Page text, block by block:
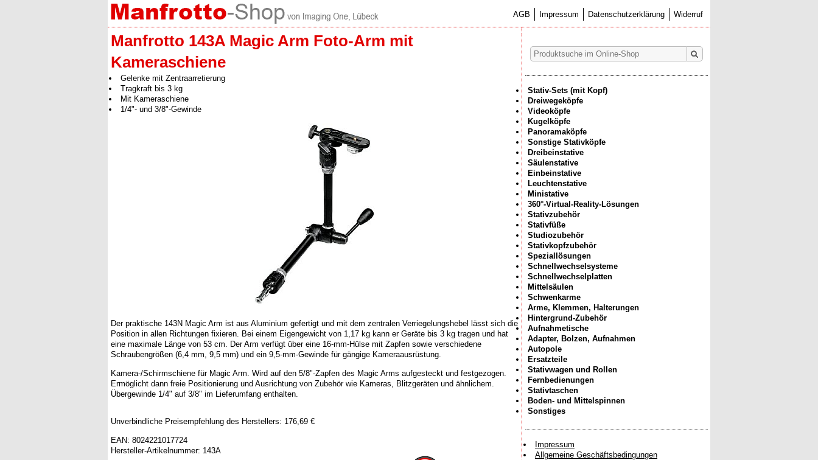
AGB Impressum Datenschutzerklärung Widerruf
Manfrotto 143A Magic Arm Foto-Arm mit
Kameraschiene
Gelenke mit Zentraarretierung
Tragkraft bis 3 kg
Mit Kameraschiene
1/4"- und 3/8"-Gewinde
Der praktische 143N Magic Arm ist aus Aluminium gefertigt und mit dem zentralen Verriegelungshebel lässt sich die
Position in allen Richtungen fixieren. Bei einem Eigengewicht von 1,17 kg kann er Geräte bis 3 kg tragen und hat
eine maximale Länge von 53 cm. Der Arm verfügt über eine 16-mm-Hülse mit Zapfen sowie verschiedene
Schraubengrößen (6,4 mm, 9,5 mm) und ein 9,5-mm-Gewinde für gängige Kameraausrüstung.
Kamera-/Schirmschiene für Magic Arm. Wird auf den 5/8"-Zapfen des Magic Arms aufgesteckt und festgezogen.
Ermöglicht dann freie Positionierung und Ausrichtung von Zubehör wie Kameras, Blitzgeräten und ähnlichem.
Übergewinde 1/4" auf 3/8" im Lieferumfang enthalten.
Unverbindliche Preisempfehlung des Herstellers: 176,69 €
EAN: 8024221017724
Hersteller-Artikelnummer: 143A
Stativ-Sets (mit Kopf)
Dreiwegeköpfe
Videoköpfe
Kugelköpfe
Panoramaköpfe
Sonstige Stativköpfe
Dreibeinstative
Säulenstative
Einbeinstative
Leuchtenstative
Ministative
360°-Virtual-Reality-Lösungen
Stativzubehör
Stativfüße
Studiozubehör
Stativkopfzubehör
Speziallösungen
Schnellwechselsysteme
Schnellwechselplatten
Mittelsäulen
Schwenkarme
Arme, Klemmen, Halterungen
Hintergrund-Zubehör
Aufnahmetische
Adapter, Bolzen, Aufnahmen
Autopole
Ersatzteile
Stativwagen und Rollen
Fernbedienungen
Stativtaschen
Boden- und Mittelspinnen
Sonstiges
Impressum
Allgemeine Geschäftsbedingungen